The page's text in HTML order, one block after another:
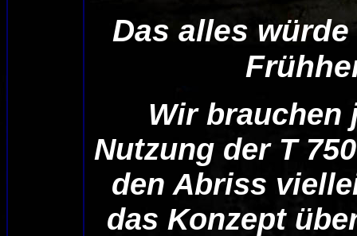
Das alles
Wir brauchen
Nutzung der T
den Abriss
das Konzept